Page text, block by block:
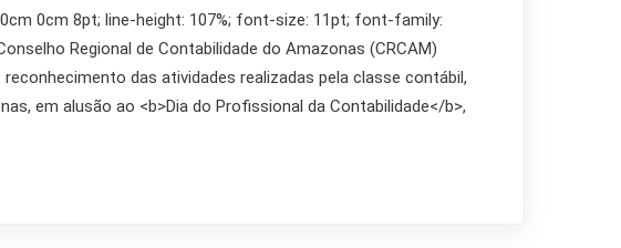
0cm 8pt; line-height: 107%; font-size: 11pt; font-family:
Regional de Contabilidade do Amazonas (CRCAM)
das atividades realizadas pela classe contábil,
em alusão ao <b>Dia do Profissional da Contabilidade</b>,